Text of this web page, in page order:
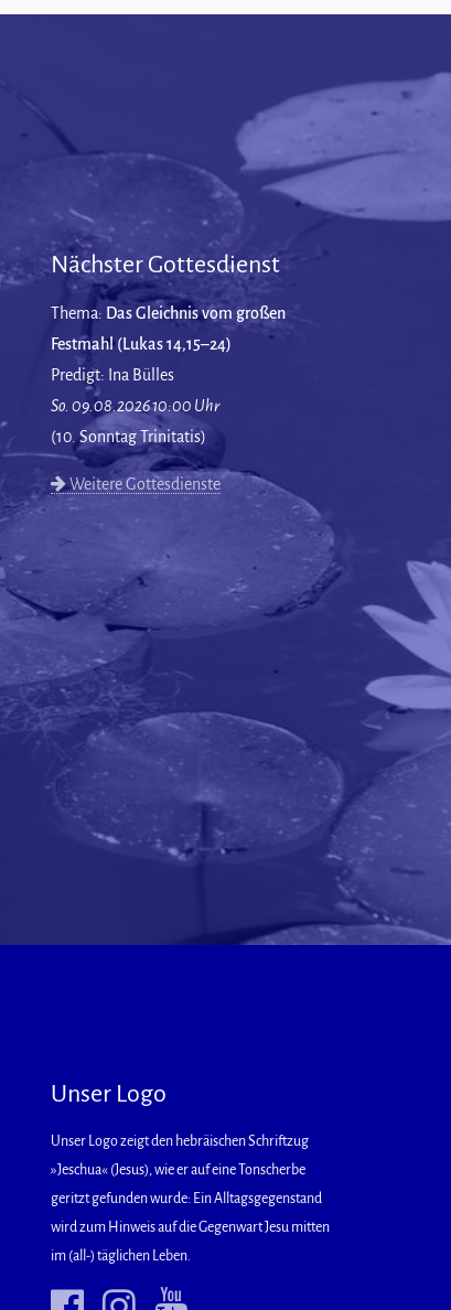
Nächster Gottesdienst
Thema: Das Gleichnis vom großen
Festmahl (Lukas 14,15–24)
Predigt: Ina Bülles
So. 09.08.2026 10:00 Uhr
(10. Sonntag Trinitatis)
Weitere Gottesdienste
Unser Logo
Unser Logo zeigt den hebräischen Schriftzug
»Jeschua« (Jesus), wie er auf eine Tonscherbe
geritzt gefunden wurde: Ein Alltagsgegenstand
wird zum Hinweis auf die Gegenwart Jesu mitten
im (all-) täglichen Leben.